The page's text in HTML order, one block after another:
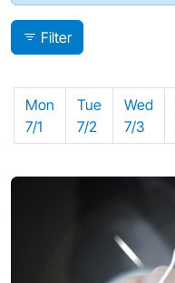
Filter
Mon
7/1
Tue
7/2
Wed
7/3